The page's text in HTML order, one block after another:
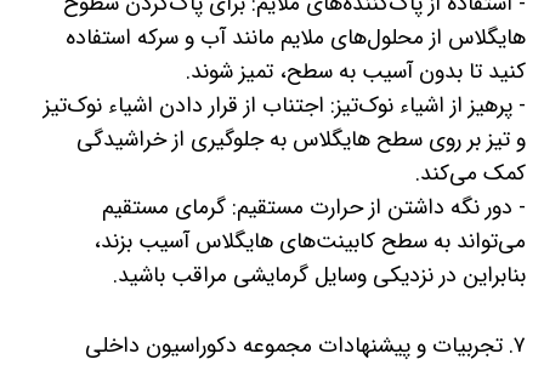
هایگلاس از محلول‌های ملایم مانند آب و سرکه استفاده
کنید تا بدون آسیب به سطح، تمیز شوند.
- پرهیز از اشیاء نوک‌تیز: اجتناب از قرار دادن اشیاء نوک‌تیز
و تیز بر روی سطح هایگلاس به جلوگیری از خراشیدگی
کمک می‌کند.
- دور نگه داشتن از حرارت مستقیم: گرمای مستقیم
می‌تواند به سطح کابینت‌های هایگلاس آسیب بزند،
بنابراین در نزدیکی وسایل گرمایشی مراقب باشید.
۷. تجربیات و پیشنهادات مجموعه دکوراسیون داخلی